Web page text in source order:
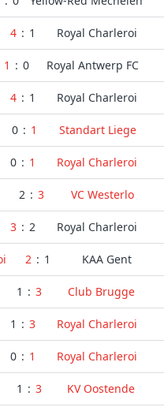
4 : 1 Royal Charleroi
1 : 0 Royal Antwerp FC
4 : 1 Royal Charleroi
0 : 1 Standart Liege
0 : 1 Royal Charleroi
2 : 3 VC Westerlo
3 : 2 Royal Charleroi
2 : 1 KAA Gent
1 : 3 Club Brugge
1 : 3 Royal Charleroi
0 : 1 Royal Charleroi
1 : 3 KV Oostende